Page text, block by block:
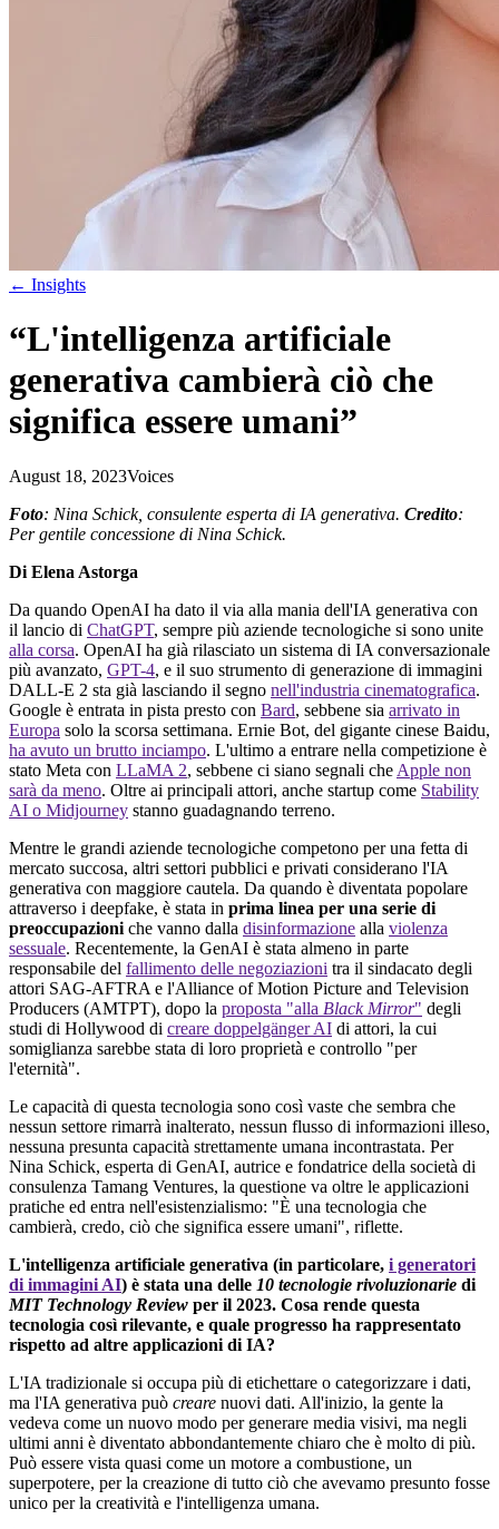
← Insights
“L'intelligenza artificiale
generativa cambierà ciò che
significa essere umani”
August 18, 2023Voices
Foto: Nina Schick, consulente esperta di IA generativa. Credito:
Per gentile concessione di Nina Schick.
Di Elena Astorga
Da quando OpenAI ha dato il via alla mania dell'IA generativa con
il lancio di ChatGPT, sempre più aziende tecnologiche si sono unite
alla corsa. OpenAI ha già rilasciato un sistema di IA conversazionale
più avanzato, GPT-4, e il suo strumento di generazione di immagini
DALL-E 2 sta già lasciando il segno nell'industria cinematografica.
Google è entrata in pista presto con Bard, sebbene sia arrivato in
Europa solo la scorsa settimana. Ernie Bot, del gigante cinese Baidu,
ha avuto un brutto inciampo. L'ultimo a entrare nella competizione è
stato Meta con LLaMA 2, sebbene ci siano segnali che Apple non
sarà da meno. Oltre ai principali attori, anche startup come Stability
AI o Midjourney stanno guadagnando terreno.
Mentre le grandi aziende tecnologiche competono per una fetta di
mercato succosa, altri settori pubblici e privati considerano l'IA
generativa con maggiore cautela. Da quando è diventata popolare
attraverso i deepfake, è stata in prima linea per una serie di
preoccupazioni che vanno dalla disinformazione alla violenza
sessuale. Recentemente, la GenAI è stata almeno in parte
responsabile del fallimento delle negoziazioni tra il sindacato degli
attori SAG-AFTRA e l'Alliance of Motion Picture and Television
Producers (AMTPT), dopo la proposta "alla Black Mirror" degli
studi di Hollywood di creare doppelgänger AI di attori, la cui
somiglianza sarebbe stata di loro proprietà e controllo "per
l'eternità".
Le capacità di questa tecnologia sono così vaste che sembra che
nessun settore rimarrà inalterato, nessun flusso di informazioni illeso,
nessuna presunta capacità strettamente umana incontrastata. Per
Nina Schick, esperta di GenAI, autrice e fondatrice della società di
consulenza Tamang Ventures, la questione va oltre le applicazioni
pratiche ed entra nell'esistenzialismo: "È una tecnologia che
cambierà, credo, ciò che significa essere umani", riflette.
L'intelligenza artificiale generativa (in particolare, i generatori
di immagini AI) è stata una delle 10 tecnologie rivoluzionarie di
MIT Technology Review per il 2023. Cosa rende questa
tecnologia così rilevante, e quale progresso ha rappresentato
rispetto ad altre applicazioni di IA?
L'IA tradizionale si occupa più di etichettare o categorizzare i dati,
ma l'IA generativa può creare nuovi dati. All'inizio, la gente la
vedeva come un nuovo modo per generare media visivi, ma negli
ultimi anni è diventato abbondantemente chiaro che è molto di più.
Può essere vista quasi come un motore a combustione, un
superpotere, per la creazione di tutto ciò che avevamo presunto fosse
unico per la creatività e l'intelligenza umana.